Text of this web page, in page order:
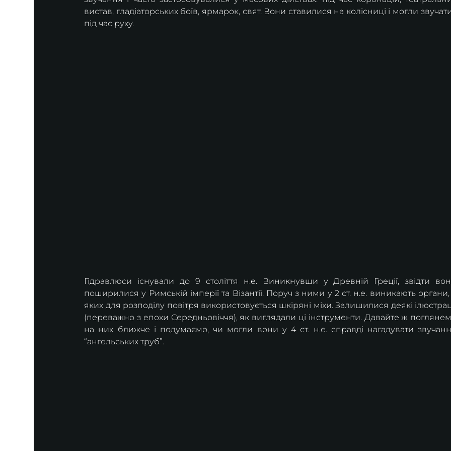
вистав, гладіаторських боїв, ярмарок, свят. Вони ставилися на колісниці і могли
під час руху.
Гідравлюси існували до 9 століття н.е. Виникнувши у Древній Греції, звідти
поширилися у Римській імперії та Візантії. Поруч з ними у 2 ст. н.е. виникають
яких для розподілу повітря використовується шкіряні міхи. Залишилися деякі
(переважно з епохи Середньовіччя), як виглядали ці інструменти. Давайте ж
на них ближче і подумаємо, чи могли вони у 4 ст. н.е. справді нагадувати
“ангельських труб”.